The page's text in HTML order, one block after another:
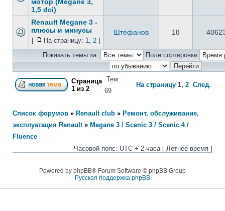
1,5 dci)
Renault Megane 3 -
плюсы и минусы
[ На страницу: 1, 2 ]
Штефанов 18
Показать темы за: Поле сортировки
Страница
1 из 2
Тем:
69
На страницу 1, 2 След.
Список форумов » Renault club » Ремонт, обслуживание,
эксплуатация Renault» Megane 3 / Scenic 3 / Scenic 4 /
Fluence
Часовой пояс: UTC + 2 часа [ Летнее время ]
Powered by phpBB® Forum Software © phpBB Group
Русская поддержка phpBB